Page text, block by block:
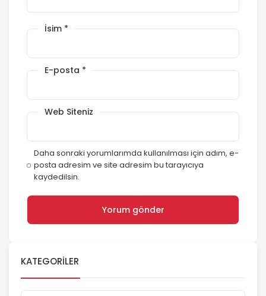
İsim *
E-posta *
Web Siteniz
Daha sonraki yorumlarımda kullanılması için adım, e-
posta adresim ve site adresim bu tarayıcıya
kaydedilsin.
KATEGORILER